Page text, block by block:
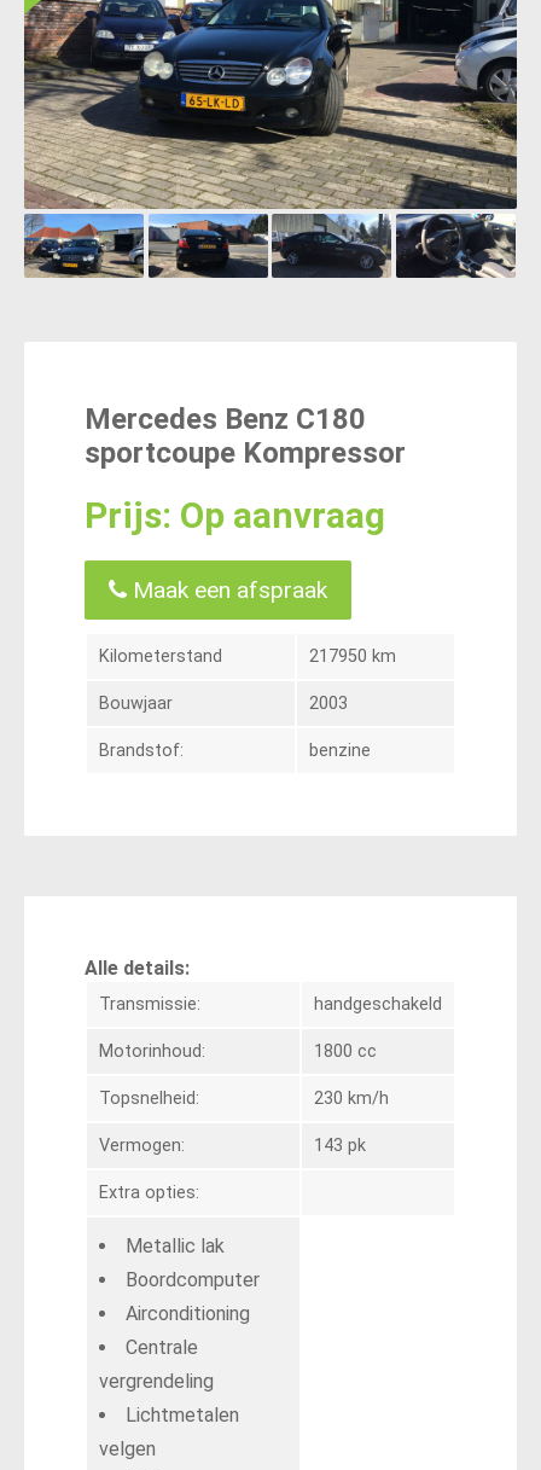
Mercedes Benz C180
sportcoupe Kompressor
Prijs: Op aanvraag
Maak een afspraak
Kilometerstand 217950 km
Bouwjaar 2003
Brandstof: benzine
Alle details:
Transmissie: handgeschakeld
Motorinhoud: 1800 cc
Topsnelheid: 230 km/h
Vermogen: 143 pk
Extra opties:
Metallic lak
Boordcomputer
Airconditioning
Centrale
vergrendeling
Lichtmetalen
velgen